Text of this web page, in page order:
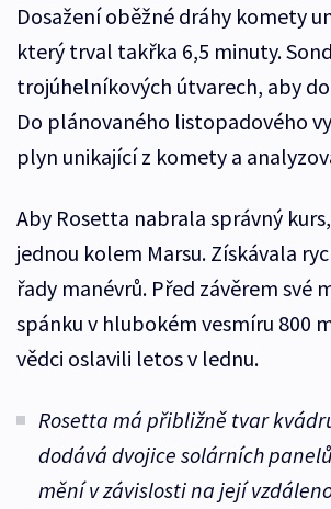
Dosažení oběžné dráhy komety
který trval takřka 6,5 minuty.
trojúhelníkových útvarech, aby
Do plánovaného listopadového
plyn unikající z komety a
Aby Rosetta nabrala správný
jednou kolem Marsu. Získávala
řady manévrů. Před závěrem své
spánku v hlubokém vesmíru 800
vědci oslavili letos v lednu.
Rosetta má přibližně tvar
dodává dvojice solárních
mění v závislosti na její